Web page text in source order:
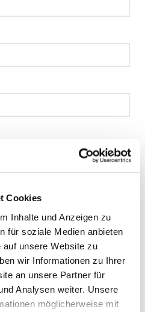
Cookies
Inhalte und Anzeigen zu
für soziale Medien anbieten
unsere Website zu
wir Informationen zu Ihrer
an unsere Partner für
Analysen weiter. Unsere
möglicherweise mit